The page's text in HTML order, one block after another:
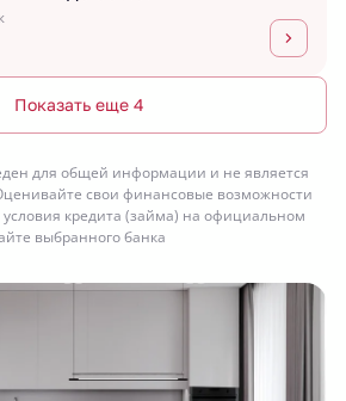
Показать еще 4
для общей информации и не является
свои финансовые возможности
условия кредита (займа) на официальном
выбранного банка